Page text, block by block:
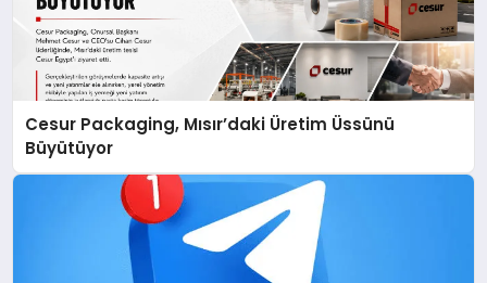
Cesur Packaging, Mısır’daki Üretim Üssünü
Büyütüyor